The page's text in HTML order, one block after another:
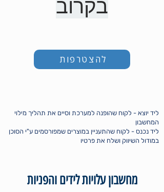
בקרוב
להצטרפות
ליד יוצא - לקוח שהופנה למערכת וסיים את תהליך מילוי
המחשבון
ליד נכנס - לקוח שהתעניין במוצרים שמפורסמים ע"י הסוכן
במודול השיווק ושלח את פרטיו
מחשבון עלויות לידים והפניות